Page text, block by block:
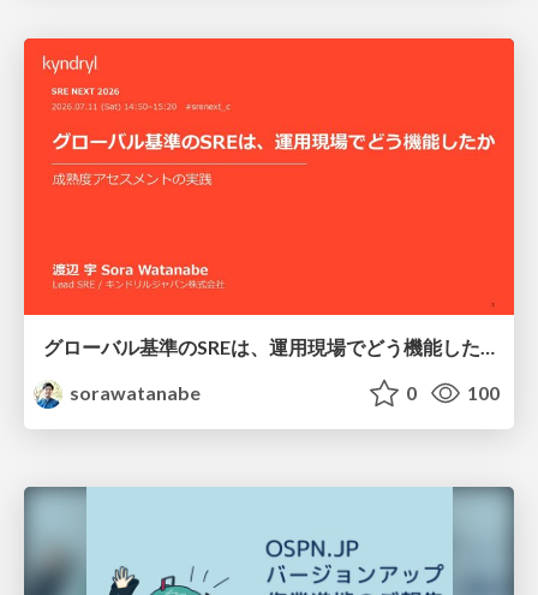
グローバル基準のSREは、運用現場でどう機能したか：成熟度アセスメントの実践 ／ SRE NEXT 2026
sorawatanabe
0 100